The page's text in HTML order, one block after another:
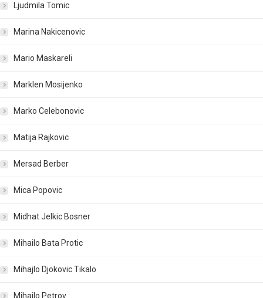
Ljudmila Tomic
Marina Nakicenovic
Mario Maskareli
Marklen Mosijenko
Marko Celebonovic
Matija Rajkovic
Mersad Berber
Mica Popovic
Midhat Jelkic Bosner
Mihailo Bata Protic
Mihajlo Djokovic Tikalo
Mihajlo Petrov